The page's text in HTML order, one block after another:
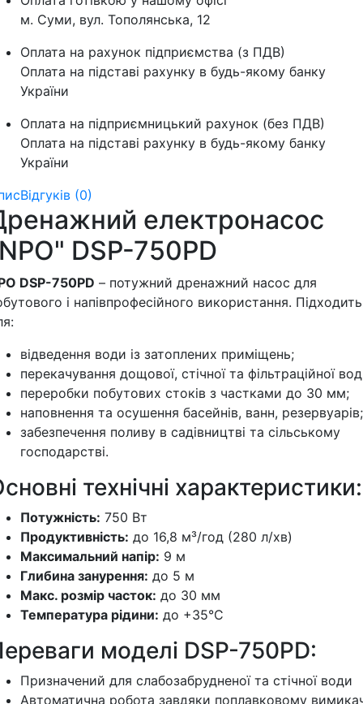
м. Суми, вул. Тополянська, 12
Оплата на рахунок підприємства (з ПДВ)
Оплата на підставі рахунку в будь-якому банку
України
Оплата на підприємницький рахунок (без ПДВ)
Оплата на підставі рахунку в будь-якому банку
України
Відгуків (0)
електронасос
DSP-750PD
DSP-750PD – потужний дренажний насос для
і напівпрофесійного використання. Підходить
відведення води із затоплених приміщень;
перекачування дощової, стічної та фільтраційної
переробки побутових стоків з частками до 30 мм;
наповнення та осушення басейнів, ванн, резервуарів;
забезпечення поливу в садівництві та сільському
господарстві.
технічні характеристики:
Потужність: 750 Вт
Продуктивність: до 16,8 м³/год (280 л/хв)
Максимальний напір: 9 м
Глибина занурення: до 5 м
Макс. розмір часток: до 30 мм
Температура рідини: до +35°C
моделі DSP-750PD:
Призначений для слабозабрудненої та стічної води
Автоматична робота завдяки поплавковому